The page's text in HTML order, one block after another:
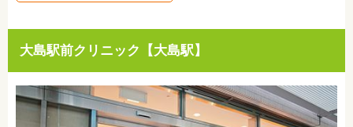
大島駅前クリニック【大島駅】